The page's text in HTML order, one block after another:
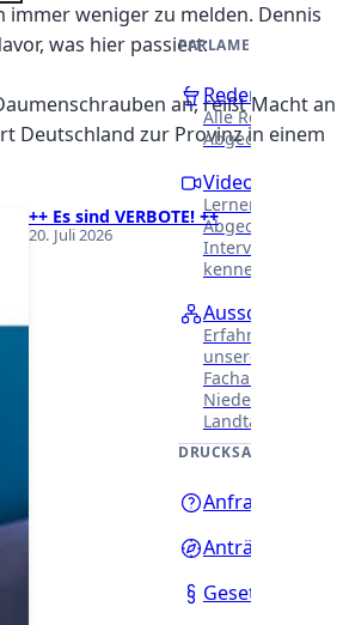
PARLAMENTARISCHE
Reden
Alle Reden
Abgeordneten.
Videothek
Lernen Sie
Abgeordneten in
Interviews näher
kennen.
Ausschüsse
Erfahren Sie
unsere Arbeit in
Landtages.
DRUCKSACHEN
Anfragen
Anträge
immer weniger zu melden. Dennis
was hier passiert:
an, reißt Macht an
Deutschland zur Provinz in einem
++ Es sind VERBOTE! ++
20. Juli 2026